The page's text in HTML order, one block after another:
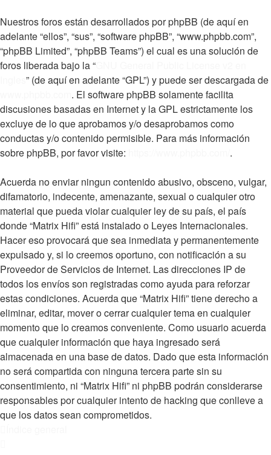
Nuestros foros están desarrollados por phpBB (de aquí en
adelante “ellos”, “sus”, “software phpBB”, “www.phpbb.com”,
“phpBB Limited”, “phpBB Teams”) el cual es una solución de
foros liberada bajo la “
” (de aquí en adelante “GPL”) y puede ser descargada de
. El software phpBB solamente facilita
discusiones basadas en Internet y la GPL estrictamente los
excluye de lo que aprobamos y/o desaprobamos como
conductas y/o contenido permisible. Para más información
sobre phpBB, por favor visite:
.
Acuerda no enviar ningun contenido abusivo, obsceno, vulgar,
difamatorio, indecente, amenazante, sexual o cualquier otro
material que pueda violar cualquier ley de su país, el país
donde “Matrix Hifi” está instalado o Leyes Internacionales.
Hacer eso provocará que sea inmediata y permanentemente
expulsado y, si lo creemos oportuno, con notificación a su
Proveedor de Servicios de Internet. Las direcciones IP de
todos los envíos son registradas como ayuda para reforzar
estas condiciones. Acuerda que “Matrix Hifi” tiene derecho a
eliminar, editar, mover o cerrar cualquier tema en cualquier
momento que lo creamos conveniente. Como usuario acuerda
que cualquier información que haya ingresado será
almacenada en una base de datos. Dado que esta información
no será compartida con ninguna tercera parte sin su
consentimiento, ni “Matrix Hifi” ni phpBB podrán considerarse
responsables por cualquier intento de hacking que conlleve a
que los datos sean comprometidos.